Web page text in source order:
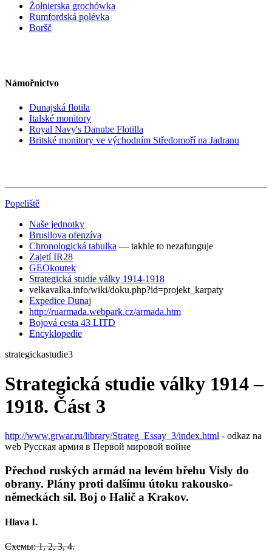
Żołnierska grochówka
Rumfordská polévka
Boršč
Námořnictvo
Dunajská flotila
Italské monitory
Royal Navy's Danube Flotilla
Britské monitory ve východním Středomoří na Jadranu
Popeliště
Naše jednotky
Brusilova ofenzíva
Chronologická tabulka — takhle to nezafunguje
Zajetí IR28
GEOkoutek
Strategická studie války 1914-1918
velkavalka.info/wiki/doku.php?id=projekt_karpaty
Expedice Dunaj
http://ruarmada.webpark.cz/armada.htm
Bojová cesta 43 LITD
Encyklopedie
strategickastudie3
Strategická studie války 1914 –
1918. Část 3
http://www.grwar.ru/library/Strateg_Essay_3/index.html - odkaz na
web Русская армия в Первой мировой войне
Přechod ruských armád na levém břehu Visly do
obrany. Plány proti dalšímu útoku rakousko-
německách sil. Boj o Halič a Krakov.
Hlava I.
Схемы: 1, 2, 3, 4.